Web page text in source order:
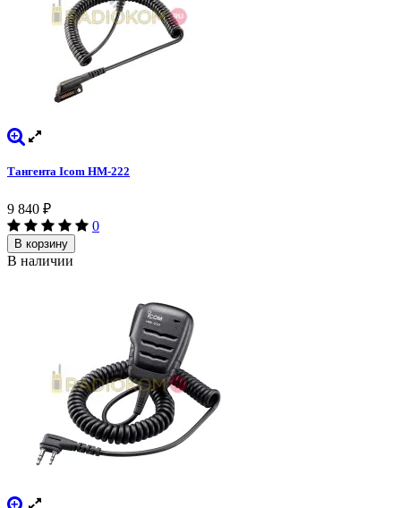
Тангента Icom HM-222
9 840 ₽
0
В корзину
В наличии